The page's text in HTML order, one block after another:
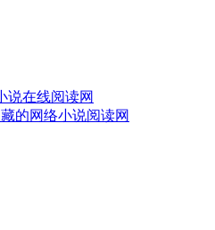
说在线阅读网
的网络小说阅读网